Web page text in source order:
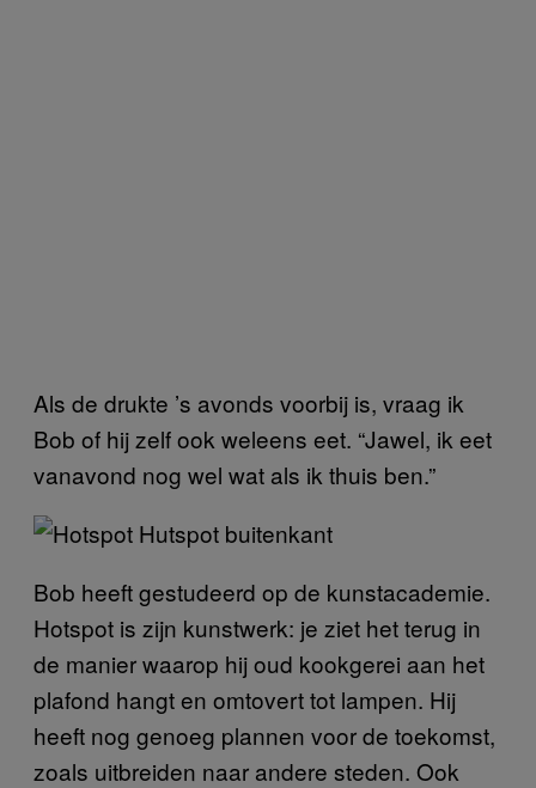
Als de drukte ’s avonds voorbij is, vraag ik
Bob of hij zelf ook weleens eet. “Jawel, ik eet
vanavond nog wel wat als ik thuis ben.”
Bob heeft gestudeerd op de kunstacademie.
Hotspot is zijn kunstwerk: je ziet het terug in
de manier waarop hij oud kookgerei aan het
plafond hangt en omtovert tot lampen. Hij
heeft nog genoeg plannen voor de toekomst,
zoals uitbreiden naar andere steden. Ook